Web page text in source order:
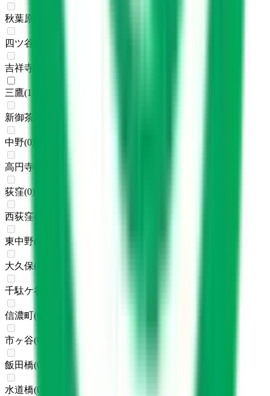
秋葉原
四ツ谷
吉祥寺
三鷹(1
新御茶ノ水
中野(0
高円寺
荻窪(0)
西荻窪
東中野(
大久保(
千駄ケ谷
信濃町(
市ヶ谷(0
飯田橋(0
水道橋(0